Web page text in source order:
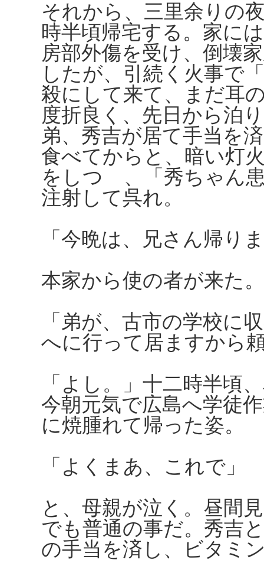
それから、三里余りの
時半頃帰宅する。家に
房部外傷を受け、倒壊
したが、引続く火事で
殺にして来て、まだ耳
度折良く、先日から泊
弟、秀吉が居て手当を
食べてからと、暗い灯
をしつゝ、「秀ちゃん
注射して呉れ。
「今晩は、兄さん帰り
本家から使の者が来た。
「弟が、古市の学校に
へに行って居ますから
「よし。」十二時半頃
今朝元気で広島へ学徒
に焼腫れて帰った姿。
「よくまあ、これで」
と、母親が泣く。昼間
でも普通の事だ。秀吉
の手当を済し、ビタミ